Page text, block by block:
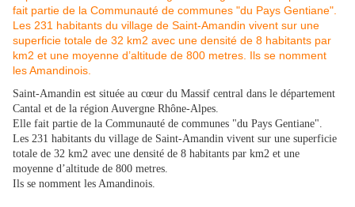
Saint-Amandin est située au cœur du Massif central dans le département
Cantal et de la région Auvergne Rhône-Alpes.
Elle fait partie de la Communauté de communes "du Pays Gentiane".
Les 231 habitants du village de Saint-Amandin vivent sur une superficie
totale de 32 km2 avec une densité de 8 habitants par km2 et une
moyenne d’altitude de 800 metres.
Ils se nomment les Amandinois.